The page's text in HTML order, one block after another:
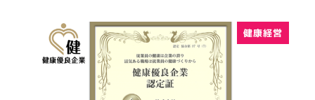
健康経営